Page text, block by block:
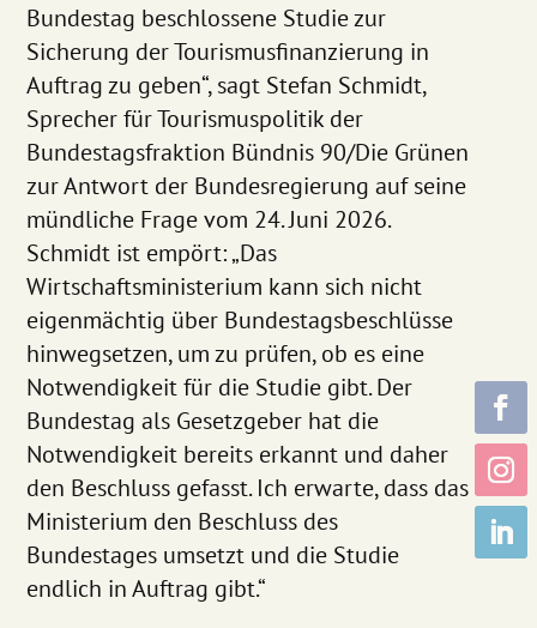
Bundestag beschlossene Studie zur
Sicherung der Tourismusfinanzierung in
Auftrag zu geben“, sagt Stefan Schmidt,
Sprecher für Tourismuspolitik der
Bundestagsfraktion Bündnis 90/Die Grünen
zur Antwort der Bundesregierung auf seine
mündliche Frage vom 24. Juni 2026.
Schmidt ist empört: „Das
Wirtschaftsministerium kann sich nicht
eigenmächtig über Bundestagsbeschlüsse
hinwegsetzen, um zu prüfen, ob es eine
Notwendigkeit für die Studie gibt. Der
Bundestag als Gesetzgeber hat die
Notwendigkeit bereits erkannt und daher
den Beschluss gefasst. Ich erwarte, dass das
Ministerium den Beschluss des
Bundestages umsetzt und die Studie
endlich in Auftrag gibt.“